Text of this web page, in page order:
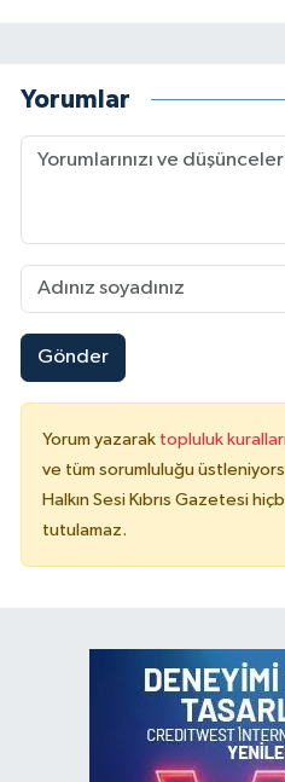
Yorumlar
Gönder
Yorum yazarak topluluk
ve tüm sorumluluğu
Halkın Sesi Kıbrıs Gazetesi
tutulamaz.